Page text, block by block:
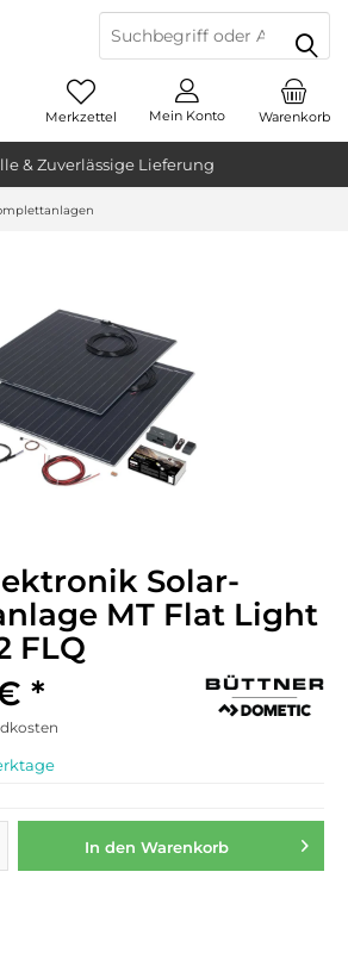
& Zuverlässige Lieferung
Warenkorb
Merkzettel Mein Konto
Solar-
MT Flat Light
FLQ
*
In den Warenkorb